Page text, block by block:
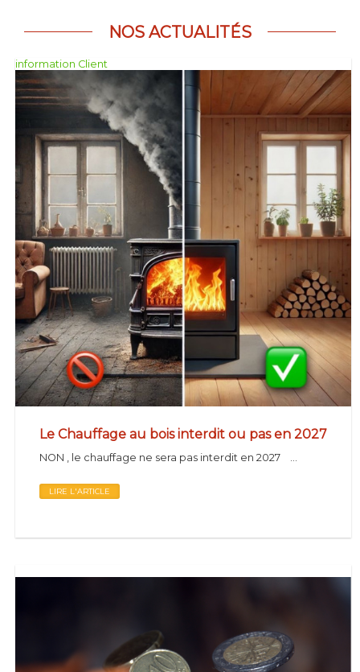
NOS ACTUALITÉS
information Client
Le Chauffage au bois interdit ou pas en 2027
NON , le chauffage ne sera pas interdit en 2027 ...
LIRE L'ARTICLE